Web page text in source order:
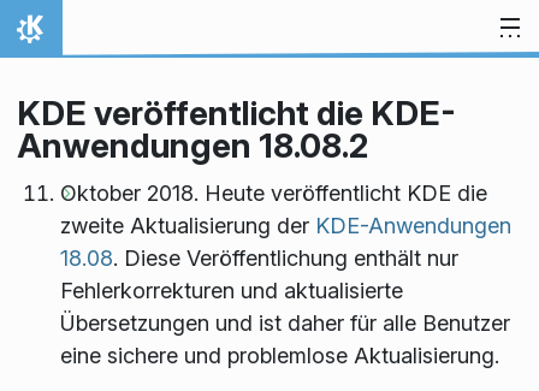
Zum Inhalt springen
Startseite
KDE veröffentlicht die KDE-
Anwendungen 18.08.2
Oktober 2018. Heute veröffentlicht KDE die
zweite Aktualisierung der KDE-Anwendungen
18.08. Diese Veröffentlichung enthält nur
Fehlerkorrekturen und aktualisierte
Übersetzungen und ist daher für alle Benutzer
eine sichere und problemlose Aktualisierung.